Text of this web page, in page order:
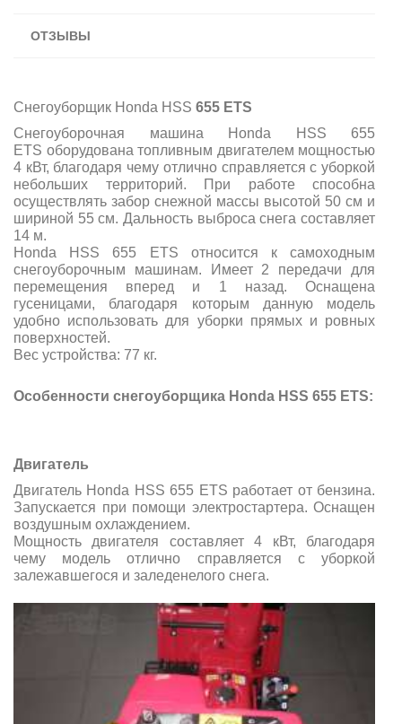
ОТЗЫВЫ
Снегоуборщик Honda HSS 655 ETS
Снегоуборочная машина Honda HSS 655
ETS оборудована топливным двигателем мощностью
4 кВт, благодаря чему отлично справляется с уборкой
небольших территорий. При работе способна
осуществлять забор снежной массы высотой 50 см и
шириной 55 см. Дальность выброса снега составляет
14 м.
Honda HSS 655 ETS относится к самоходным
снегоуборочным машинам. Имеет 2 передачи для
перемещения вперед и 1 назад. Оснащена
гусеницами, благодаря которым данную модель
удобно использовать для уборки прямых и ровных
поверхностей.
Вес устройства: 77 кг.
Особенности снегоуборщика Honda HSS 655 ETS:
Двигатель
Двигатель Honda HSS 655 ETS работает от бензина.
Запускается при помощи электростартера. Оснащен
воздушным охлаждением.
Мощность двигателя составляет 4 кВт, благодаря
чему модель отлично справляется с уборкой
залежавшегося и заледенелого снега.